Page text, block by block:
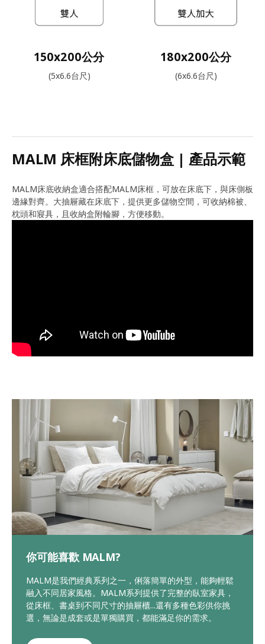
150x200公分
(5x6.6台尺)
180x200公分
(6x6.6台尺)
MALM 床框附床底儲物盒 | 產品示範
MALM床底收納盒適合搭配MALM床框，可放在床底下，與床側板
邊緣對齊。大抽屜藏在床底下，提供更多儲物空間，可收納棉被、
枕頭和寢具，且收納盒附輪腳，方便移動。
你可能喜歡 MALM?
MALM是我們經典系列之一，俐落簡單的外型，能夠輕鬆
融入不同居家風格。MALM系列提供了完整的臥室家具，
從床框、書桌到不同尺寸的抽屜櫃...還有多種色彩供你挑
選，無論是成套或是單獨購買，都能滿足你的需求。